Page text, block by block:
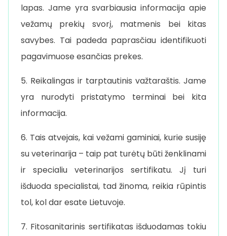
lapas. Jame yra svarbiausia informacija apie
vežamų prekių svorį, matmenis bei kitas
savybes. Tai padeda paprasčiau identifikuoti
pagavimuose esančias prekes.
5. Reikalingas ir tarptautinis važtaraštis. Jame
yra nurodyti pristatymo terminai bei kita
informacija.
6. Tais atvejais, kai vežami gaminiai, kurie susiję
su veterinarija – taip pat turėtų būti ženklinami
ir specialiu veterinarijos sertifikatu. Jį turi
išduoda specialistai, tad žinoma, reikia rūpintis
tol, kol dar esate Lietuvoje.
7. Fitosanitarinis sertifikatas išduodamas tokiu